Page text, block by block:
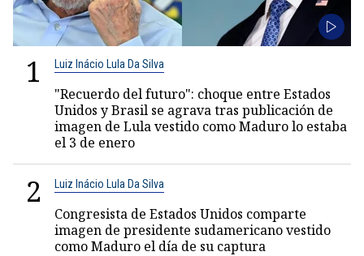
1 Luiz Inácio Lula Da Silva
"Recuerdo del futuro": choque entre Estados
Unidos y Brasil se agrava tras publicación de
imagen de Lula vestido como Maduro lo estaba
el 3 de enero
2 Luiz Inácio Lula Da Silva
Congresista de Estados Unidos comparte
imagen de presidente sudamericano vestido
como Maduro el día de su captura